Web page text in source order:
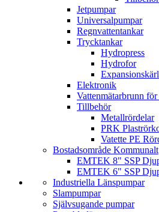
Jetpumpar
Universalpumpar
Regnvattentankar
Trycktankar
Hydropress
Hydrofor
Expansionskärl
Elektronik
Vattenmätarbrunn
Tillbehör
Metallrördelar
PRK
Vatette PE
Bostadsområde Kommunalt
EMTEK 8" SSP
EMTEK 6" SSP
Industriella Länspumpar
Slampumpar
Självsugande pumpar